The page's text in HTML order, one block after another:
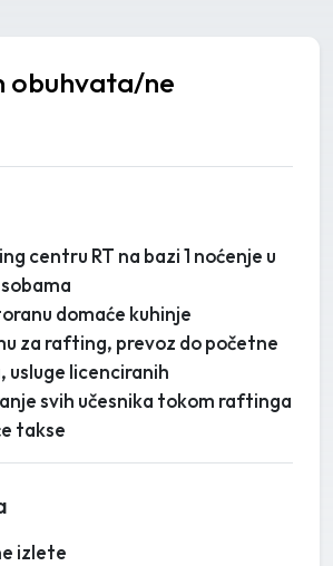
obuhvata/ne
centru RT na bazi 1 noćenje u
domaće kuhinje
za rafting, prevoz do početne
licenciranih
svih učesnika tokom raftinga
takse
izlete